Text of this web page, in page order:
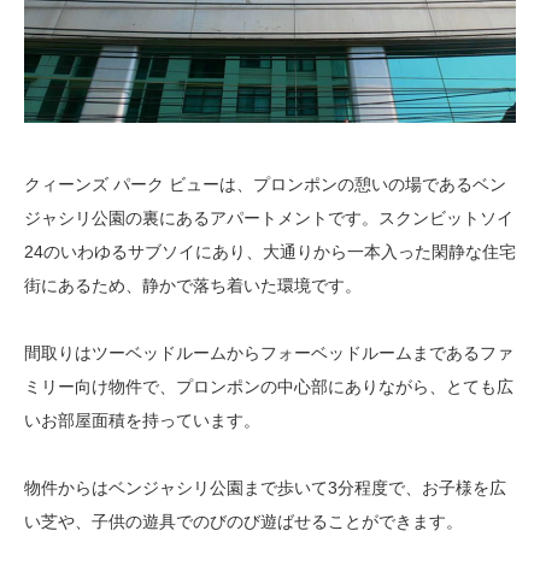
クィーンズ パーク ビューは、プロンポンの憩いの場であるベン
ジャシリ公園の裏にあるアパートメントです。スクンビットソイ
24のいわゆるサブソイにあり、大通りから一本入った閑静な住宅
街にあるため、静かで落ち着いた環境です。
間取りはツーベッドルームからフォーベッドルームまであるファ
ミリー向け物件で、プロンポンの中心部にありながら、とても広
いお部屋面積を持っています。
物件からはベンジャシリ公園まで歩いて3分程度で、お子様を広
い芝や、子供の遊具でのびのび遊ばせることができます。